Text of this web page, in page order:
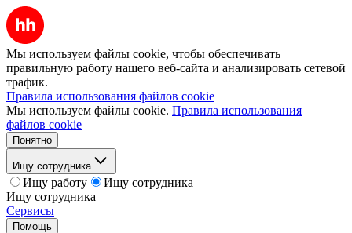
Мы используем файлы cookie, чтобы обеспечивать
правильную работу нашего веб-сайта и анализировать сетевой
трафик.
Правила использования файлов cookie
Мы используем файлы cookie. Правила использования
файлов cookie
Понятно
Ищу сотрудника
Ищу работу
Ищу сотрудника
Ищу сотрудника
Сервисы
Помощь